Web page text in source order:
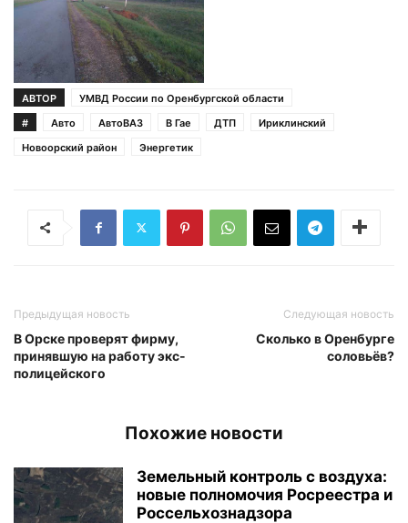
АВТОР
УМВД России по Оренбургской области
#
Авто АвтоВАЗ В Гае ДТП
Ириклинский
Новоорский район
Энергетик
Предыдущая новость
В Орске проверят фирму,
принявшую на работу экс-
полицейского
Следующая новость
Сколько в Оренбурге
соловьёв?
Похожие новости
Земельный контроль с воздуха:
новые полномочия Росреестра и
Россельхознадзора